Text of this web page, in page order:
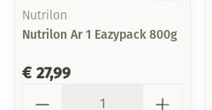
Nutrilon
Nutrilon Ar 1 Eazypack 800g
€ 27,99